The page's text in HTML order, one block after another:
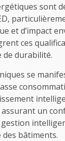
sont
et d’impact
ces
de durabilité.
se
un
bâtiments.